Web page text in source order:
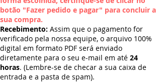
botão "Fazer pedido e pagar" para concluir a
sua compra.
Recebimento: Assim que o pagamento for
verificado pela nossa equipe, o arquivo 100%
digital em formato PDF será enviado
diretamente para o seu e-mail em até 24
horas. (Lembre-se de checar a sua caixa de
entrada e a pasta de spam).